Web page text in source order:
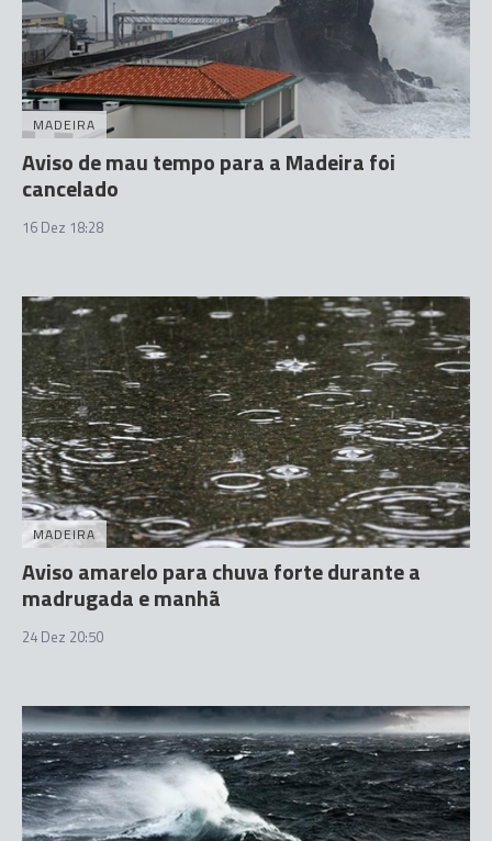
MADEIRA
Aviso de mau tempo para a Madeira foi
cancelado
16 Dez 18:28
MADEIRA
Aviso amarelo para chuva forte durante a
madrugada e manhã
24 Dez 20:50